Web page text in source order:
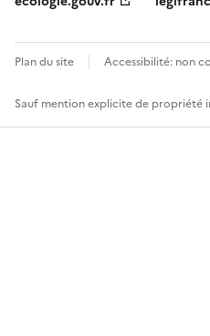
Plan du site Accessibilité: non
Sauf mention explicite de propriété